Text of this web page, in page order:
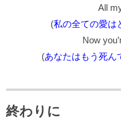
All
(私の全ての愛は
Now
(あなたはもう死ん
終わりに